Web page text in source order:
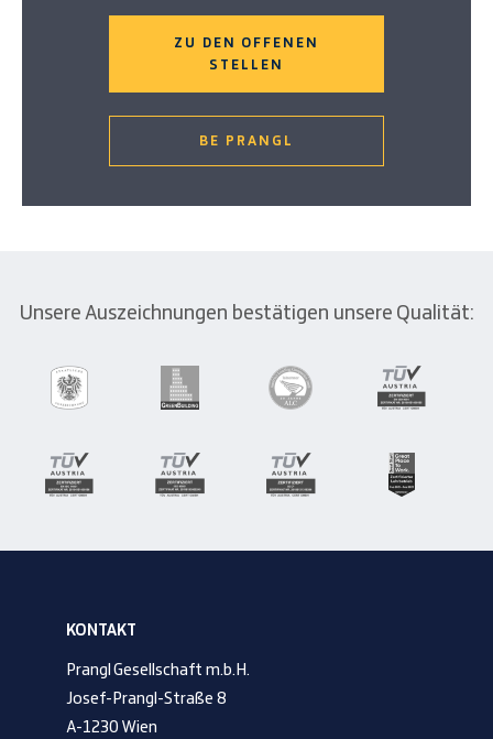
ZU DEN OFFENEN
STELLEN
BE PRANGL
Unsere Auszeichnungen bestätigen unsere Qualität:
KONTAKT
Prangl Gesellschaft m.b.H.
Josef-Prangl-Straße 8
A-1230 Wien